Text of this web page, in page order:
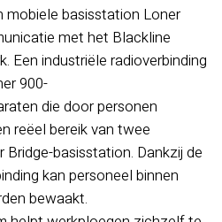
mobiele basisstation Loner
met het Blackline
Een industriële radioverbinding
900-
die door personen
reëel bereik van twee
basisstation. Dankzij de
kan personeel binnen
bewaakt.